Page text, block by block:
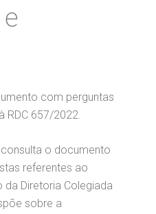
com perguntas
RDC 657/2022.
o documento
referentes ao
Diretoria Colegiada
sobre a